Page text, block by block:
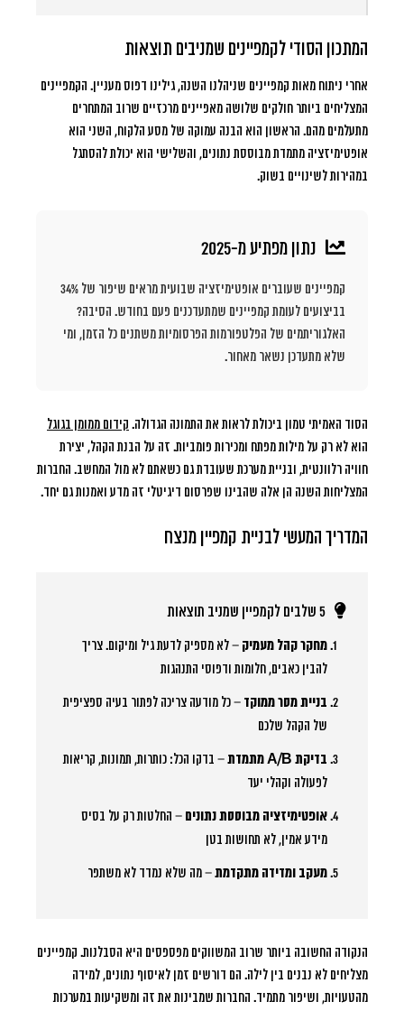
המתכון הסודי לקמפיינים שמניבים תוצאות
אחרי ניתוח מאות קמפיינים שניהלנו השנה, גילינו דפוס מעניין. הקמפיינים
המצליחים ביותר חולקים שלושה מאפיינים מרכזיים שרוב המתחרים
מתעלמים מהם. הראשון הוא הבנה עמוקה של מסע הלקוח, השני הוא
אופטימיזציה מתמדת מבוססת נתונים, והשלישי הוא יכולת להסתגל
במהירות לשינויים בשוק.
נתון מפתיע מ-2025
קמפיינים שעוברים אופטימיזציה שבועית מראים שיפור של 34%
בביצועים לעומת קמפיינים שמתעדכנים פעם בחודש. הסיבה?
האלגוריתמים של הפלטפורמות הפרסומיות משתנים כל הזמן, ומי
שלא מתעדכן נשאר מאחור.
הסוד האמיתי טמון ביכולת לראות את התמונה הגדולה. קידום ממומן בגוגל
הוא לא רק על מילות מפתח ומכירות פומביות. זה על הבנת הקהל, יצירת
חוויה רלוונטית, ובניית מערכת שעובדת גם כשאתם לא מול המחשב. החברות
המצליחות השנה הן אלה שהבינו שפרסום דיגיטלי זה מדע ואמנות גם יחד.
המדריך המעשי לבניית קמפיין מנצח
5 שלבים לקמפיין שמניב תוצאות
מחקר קהל מעמיק – לא מספיק לדעת גיל ומיקום. צריך
להבין כאבים, חלומות ודפוסי התנהגות
בניית מסר ממוקד – כל מודעה צריכה לפתור בעיה ספציפית
של הקהל שלכם
בדיקת A/B מתמדת
– בדקו הכל: כותרות, תמונות, קריאות
לפעולה וקהלי יעד
אופטימיזציה מבוססת נתונים – החלטות רק על בסיס
מידע אמין, לא תחושות בטן
מעקב ומדידה מתקדמת– מה שלא נמדד לא משתפר
הנקודה החשובה ביותר שרוב המשווקים מפספסים היא הסבלנות. קמפיינים
מצליחים לא נבנים בין לילה. הם דורשים זמן לאיסוף נתונים, למידה
מהטעויות, ושיפור מתמיד. החברות שמבינות את זה ומשקיעות במערכות